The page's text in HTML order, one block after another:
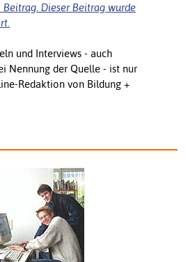
Dieser Beitrag wurde
und Interviews - auch
Nennung der Quelle - ist nur
Redaktion von Bildung +